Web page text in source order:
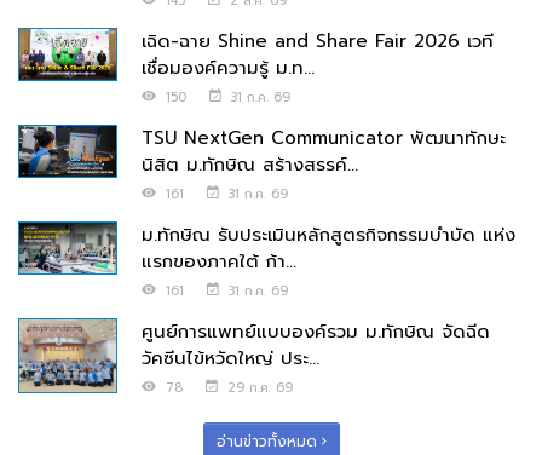
เฉิด-ฉาย Shine and Share Fair 2026 เวที
เชื่อมองค์ความรู้ ม.ท...
150 31 ก.ค. 69
TSU NextGen Communicator พัฒนาทักษะ
นิสิต ม.ทักษิณ สร้างสรรค์...
161 31 ก.ค. 69
ม.ทักษิณ รับประเมินหลักสูตรกิจกรรมบำบัด แห่ง
แรกของภาคใต้ ก้า...
161 31 ก.ค. 69
ศูนย์การแพทย์แบบองค์รวม ม.ทักษิณ จัดฉีด
วัคซีนไข้หวัดใหญ่ ประ...
78 29 ก.ค. 69
อ่านข่าวทั้งหมด